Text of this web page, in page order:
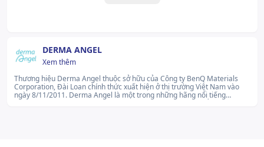
Cách bảo quản:
Nơi khô ráo, thoáng mát, tránh ánh nắng trực tiếp.
DERMA ANGEL
Xem thêm
Thương hiệu Derma Angel thuộc sở hữu của Công ty BenQ Materials
Corporation, Đài Loan chính thức xuất hiện ở thị trường Việt Nam vào
ngày 8/11/2011. Derma Angel là một trong những hãng nổi tiếng